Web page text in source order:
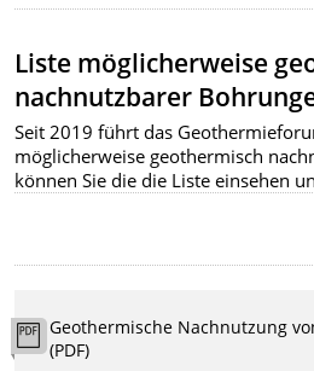
Liste möglicherweise
nachnutzbarer
Seit 2019 führt das
möglicherweise geothermisch
können Sie die die Liste einsehen
Geothermische Nachnutzung
(PDF)